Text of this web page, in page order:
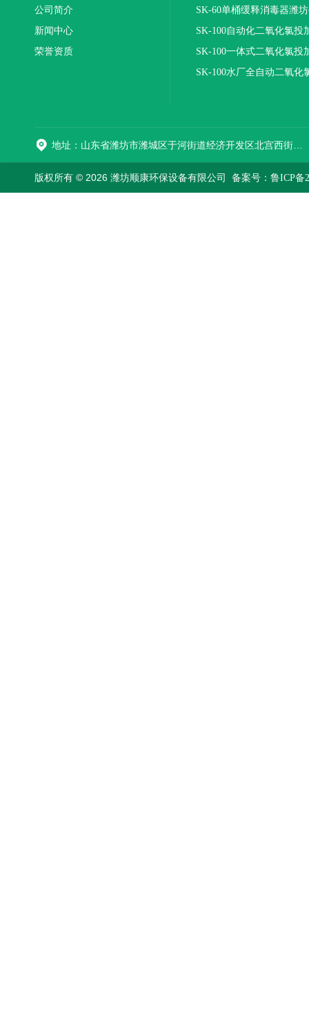
公司简介
新闻中心
荣誉资质
SK-60单桶缓释消毒器潍
SK-100自动化二氧化氯投
装置
SK-100一体式二氧化氯投
报价
SK-100水厂全自动二氧化
版权所有 © 2026 潍坊顺康环保设备有限公司 备案号：鲁ICP备